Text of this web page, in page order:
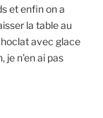
et enfin on a
la table au
avec glace
n’en ai pas